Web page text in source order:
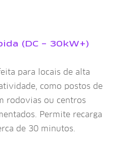
(DC – 30kW+)
para locais de alta
como postos de
rodovias ou centros
Permite recarga
de 30 minutos.